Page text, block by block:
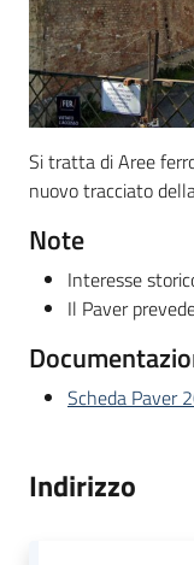
Si tratta di Aree
nuovo tracciato
Note
Interesse
Il Paver
Scheda Paver
Indirizzo